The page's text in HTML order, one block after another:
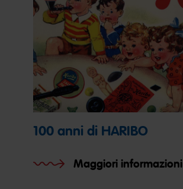
100 anni di HARIBO
Maggiori informazioni